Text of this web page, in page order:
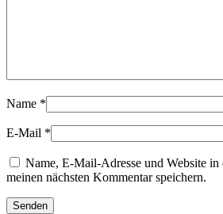
Name *
E-Mail *
Name, E-Mail-Adresse und Website
meinen nächsten Kommentar speichern.